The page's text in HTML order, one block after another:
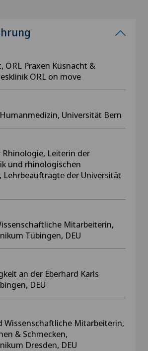
ORL Praxen Küsnacht &
ORL on move
Universität Bern
Leiterin der
und rhinologischen
Lehrbeauftragte der Universität
Mitarbeiterin,
Tübingen, DEU
an der Eberhard Karls
DEU
Wissenschaftliche Mitarbeiterin,
& Schmecken,
Dresden, DEU